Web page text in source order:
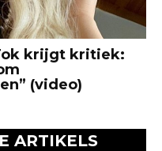
krijgt kritiek:
(video)
ARTIKELS